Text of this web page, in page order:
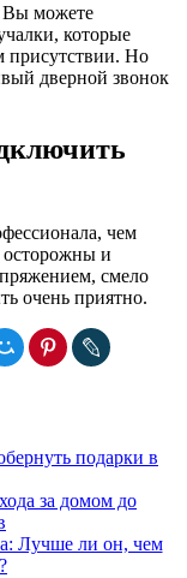
Вы можете
которые
присутствии. Но
дверной звонок
чем
осторожны и
смело
очень приятно.
подарки в
за домом до
Лучше ли он, чем